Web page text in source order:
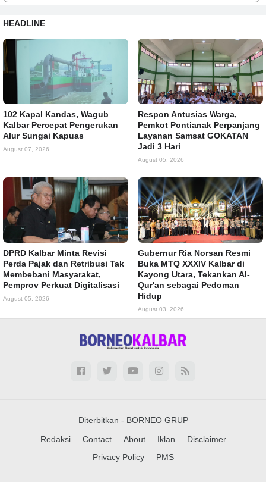
HEADLINE
102 Kapal Kandas, Wagub
Kalbar Percepat Pengerukan
Alur Sungai Kapuas
August 07, 2026
Respon Antusias Warga,
Pemkot Pontianak Perpanjang
Layanan Samsat GOKATAN
Jadi 3 Hari
August 05, 2026
DPRD Kalbar Minta Revisi
Perda Pajak dan Retribusi Tak
Membebani Masyarakat,
Pemprov Perkuat Digitalisasi
August 05, 2026
Gubernur Ria Norsan Resmi
Buka MTQ XXXIV Kalbar di
Kayong Utara, Tekankan Al-
Qur'an sebagai Pedoman
Hidup
August 03, 2026
Diterbitkan - BORNEO GRUP
Redaksi
Contact About Iklan
Disclaimer
Privacy Policy
PMS